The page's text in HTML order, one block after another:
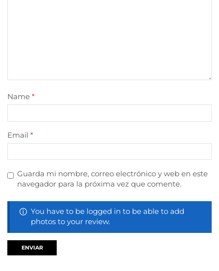
Name *
Email *
Guarda mi nombre, correo electrónico y web en este
navegador para la próxima vez que comente.
You have to be logged in to be able to add
photos to your review.